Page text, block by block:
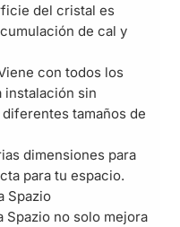
del cristal es
de cal y
con todos los
instalación sin
tamaños de
dimensiones para
para tu espacio.
Spazio
Spazio no solo mejora